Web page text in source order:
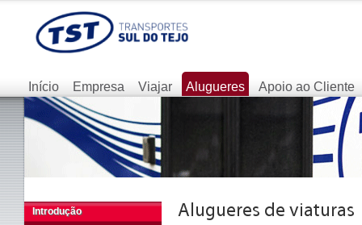
Início Empresa Viajar Alugueres Apoio ao Cliente
Introdução